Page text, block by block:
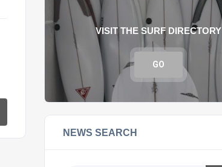
VISIT THE SURF DIRECTORY
GO
NEWS SEARCH